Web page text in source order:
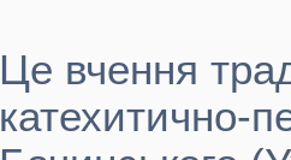
Це вчення
катехитично-